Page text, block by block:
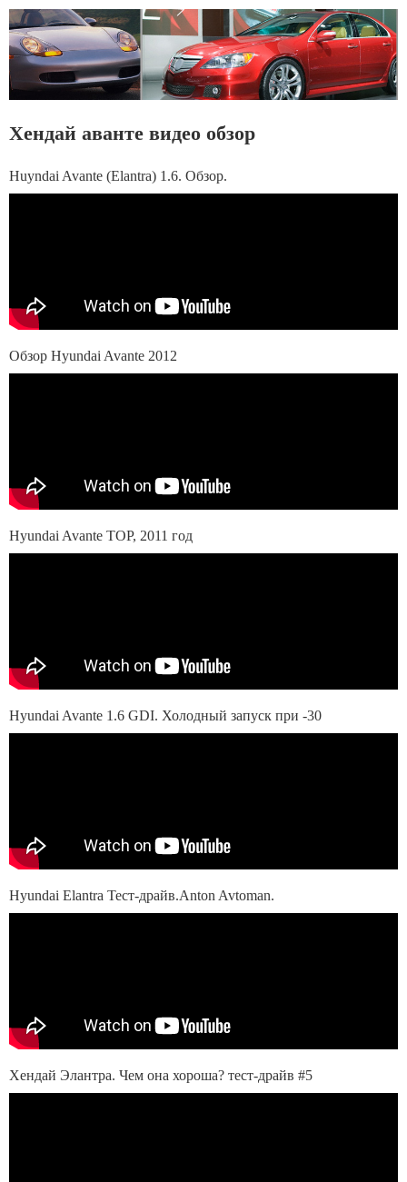
Хендай аванте видео обзор
Huyndai Avante (Elantra) 1.6. Обзор.
Обзор Hyundai Avante 2012
Hyundai Avante TOP, 2011 год
Hyundai Avante 1.6 GDI. Холодный запуск при -30
Hyundai Elantra Тест-драйв.Anton Avtoman.
Хендай Элантра. Чем она хороша? тест-драйв #5